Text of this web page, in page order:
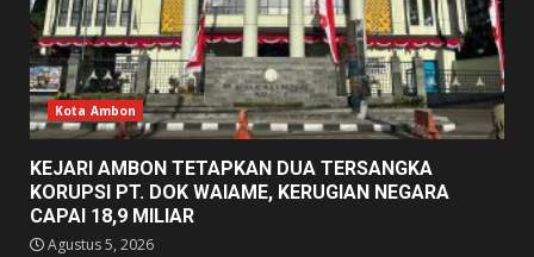
Kota Ambon
KEJARI AMBON TETAPKAN DUA TERSANGKA
KORUPSI PT. DOK WAIAME, KERUGIAN NEGARA
CAPAI 18,9 MILIAR
Agustus 5, 2026